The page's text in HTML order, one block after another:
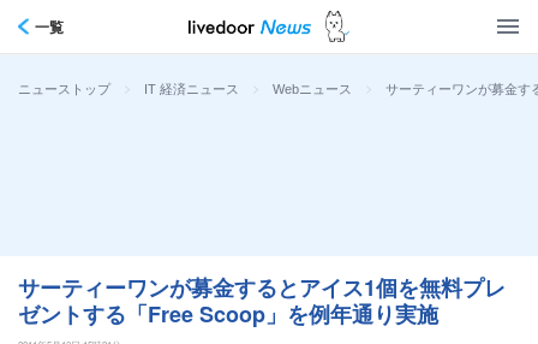
一覧
ニューストップ > IT 経済ニュース > Webニュース > サーティーワンが募金す
サーティーワンが募金するとアイス1個を無料プレ
ゼントする「Free Scoop」を例年通り実施